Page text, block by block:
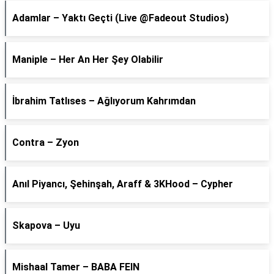
Adamlar – Yaktı Geçti (Live @Fadeout Studios)
Maniple – Her An Her Şey Olabilir
İbrahim Tatlıses – Ağlıyorum Kahrımdan
Contra – Zyon
Anıl Piyancı, Şehinşah, Araff & 3KHood – Cypher
Skapova – Uyu
Mishaal Tamer – BABA FEIN